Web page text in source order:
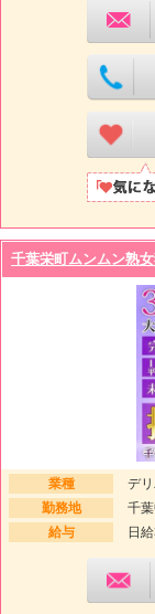
千葉栄町ムンムン熟
業種
デ
勤務地
千
給与
日